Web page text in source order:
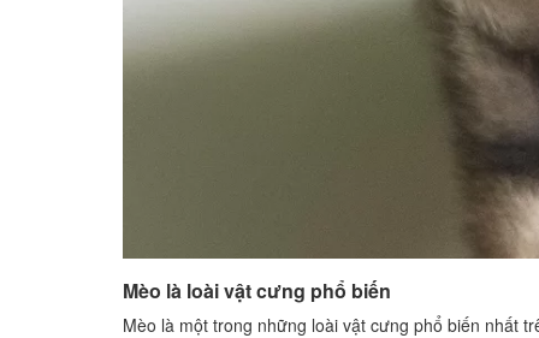
Mèo là loài vật cưng phổ biến
Mèo là một trong những loài vật cưng phổ biến nhất